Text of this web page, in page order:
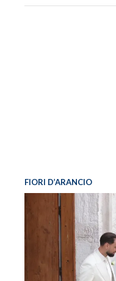
FIORI D’ARANCIO